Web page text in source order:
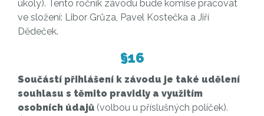
úkoly). Tento ročník závodu bude komise pracovat
ve složení: Libor Grůza, Pavel Kostečka a Jiří
Dědeček.
§16
Součástí přihlášení k závodu je také udělení
souhlasu s těmito pravidly a využitím
osobních údajů (volbou u příslušných políček).